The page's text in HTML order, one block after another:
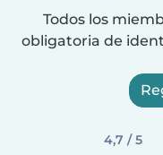
Todos los
obligatoria de
4,7 / 5